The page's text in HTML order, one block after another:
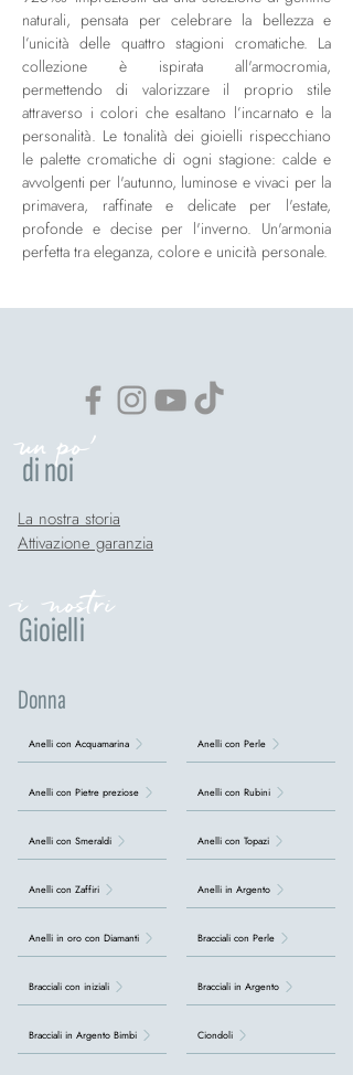
naturali, pensata per celebrare la bellezza e
l’unicità delle quattro stagioni cromatiche. La
collezione è ispirata all'armocromia,
permettendo di valorizzare il proprio stile
attraverso i colori che esaltano l’incarnato e la
personalità. Le tonalità dei gioielli rispecchiano
le palette cromatiche di ogni stagione: calde e
avvolgenti per l'autunno, luminose e vivaci per la
primavera, raffinate e delicate per l'estate,
profonde e decise per l'inverno. Un'armonia
perfetta tra eleganza, colore e unicità personale.
di noi
un po'
La nostra storia
Attivazione garanzia
i nostri
Gioielli
Donna
Anelli con Acquamarina
Anelli con Pietre preziose
Anelli con Smeraldi
Anelli con Zaffiri
Anelli in oro con Diamanti
Bracciali con iniziali
Bracciali in Argento Bimbi
Anelli con Perle
Anelli con Rubini
Anelli con Topazi
Anelli in Argento
Bracciali con Perle
Bracciali in Argento
Ciondoli